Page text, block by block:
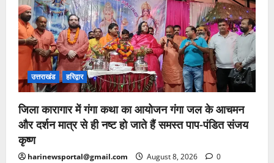
उत्तराखंड हरिद्वार
जिला कारागार में गंगा कथा का आयोजन गंगा जल के आचमन
और दर्शन मात्र से ही नष्ट हो जाते हैं समस्त पाप-पंडित संजय
कृष्ण
harinewsportal@gmail.com August 8, 2026 0